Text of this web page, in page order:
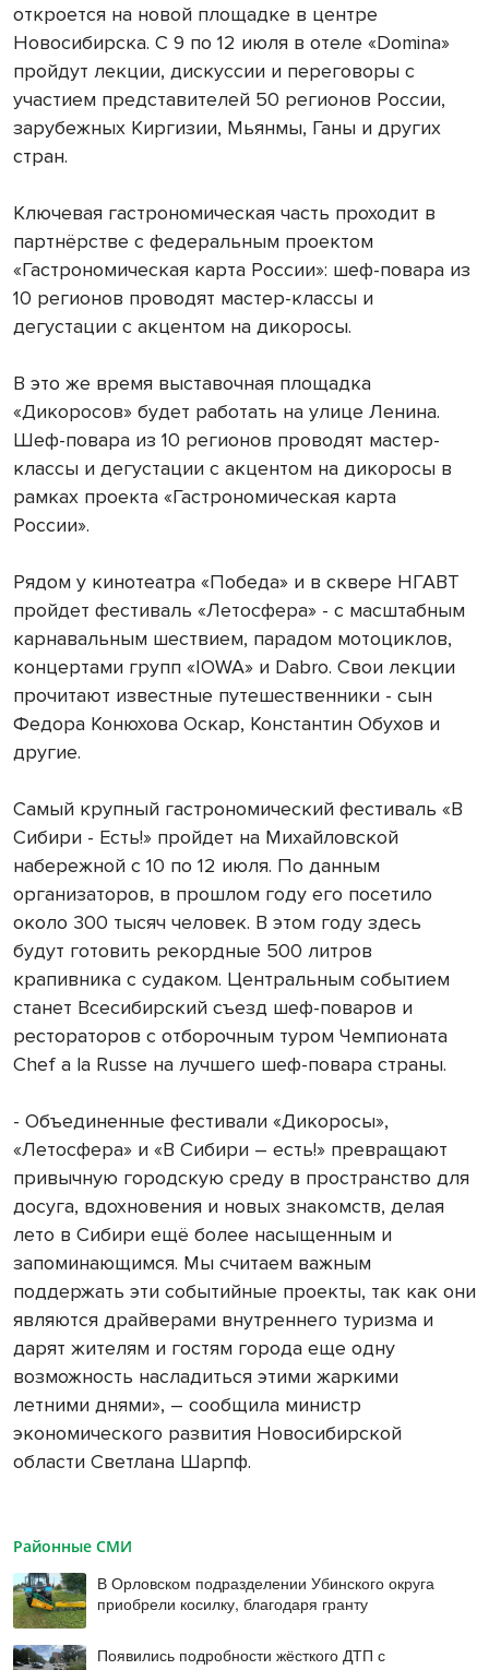
откроется на новой площадке в центре
Новосибирска. С 9 по 12 июля в отеле «Domina»
пройдут лекции, дискуссии и переговоры с
участием представителей 50 регионов России,
зарубежных Киргизии, Мьянмы, Ганы и других
стран.
Ключевая гастрономическая часть проходит в
партнёрстве с федеральным проектом
«Гастрономическая карта России»: шеф-повара из
10 регионов проводят мастер-классы и
дегустации с акцентом на дикоросы.
В это же время выставочная площадка
«Дикоросов» будет работать на улице Ленина.
Шеф-повара из 10 регионов проводят мастер-
классы и дегустации с акцентом на дикоросы в
рамках проекта «Гастрономическая карта
России».
Рядом у кинотеатра «Победа» и в сквере НГАВТ
пройдет фестиваль «Летосфера» - с масштабным
карнавальным шествием, парадом мотоциклов,
концертами групп «IOWA» и Dabro. Свои лекции
прочитают известные путешественники - сын
Федора Конюхова Оскар, Константин Обухов и
другие.
Самый крупный гастрономический фестиваль «В
Сибири - Есть!» пройдет на Михайловской
набережной с 10 по 12 июля. По данным
организаторов, в прошлом году его посетило
около 300 тысяч человек. В этом году здесь
будут готовить рекордные 500 литров
крапивника с судаком. Центральным событием
станет Всесибирский съезд шеф-поваров и
рестораторов с отборочным туром Чемпионата
Chef a la Russe на лучшего шеф-повара страны.
- Объединенные фестивали «Дикоросы»,
«Летосфера» и «В Сибири – есть!» превращают
привычную городскую среду в пространство для
досуга, вдохновения и новых знакомств, делая
лето в Сибири ещё более насыщенным и
запоминающимся. Мы считаем важным
поддержать эти событийные проекты, так как они
являются драйверами внутреннего туризма и
дарят жителям и гостям города еще одну
возможность насладиться этими жаркими
летними днями», – сообщила министр
экономического развития Новосибирской
области Светлана Шарпф.
Районные СМИ
В Орловском подразделении Убинского округа
приобрели косилку, благодаря гранту
Появились подробности жёсткого ДТП с